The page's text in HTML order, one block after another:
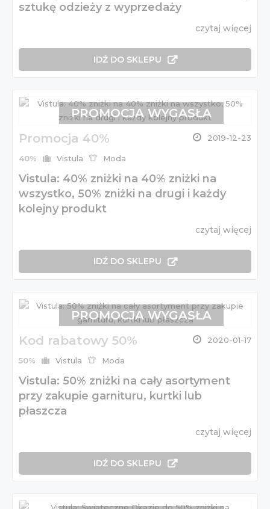
sztukę odzieży z wyprzedaży
czytaj więcej
IDŹ DO SKLEPU
Promocja 40% 2019-12-23
40% Vistula Moda
Vistula: 40% zniżki na 40% zniżki na
wszystko, 50% zniżki na drugi i każdy
kolejny produkt
czytaj więcej
IDŹ DO SKLEPU
PROMOCJA WYGASŁA
Kod rabatowy 50% 2020-01-17
50% Vistula Moda
Vistula: 50% zniżki na cały asortyment
przy zakupie garnituru, kurtki lub
płaszcza
czytaj więcej
IDŹ DO SKLEPU
PROMOCJA WYGASŁA